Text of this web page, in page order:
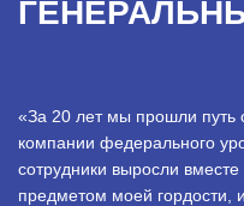
«За 20 лет мы прошли путь
компании федерального
сотрудники выросли
предметом моей гордости,